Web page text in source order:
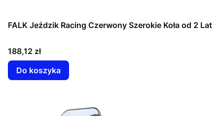
FALK Jeździk Racing Czerwony Szerokie Koła od 2 Lat
Cena
188,12 zł
Do koszyka